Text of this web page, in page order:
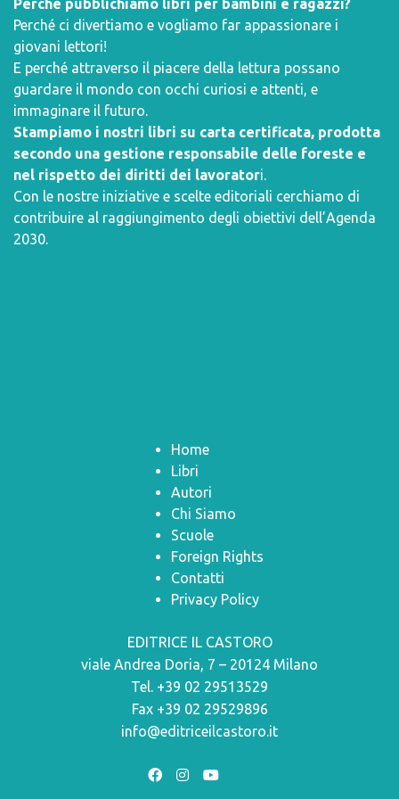
Perché pubblichiamo libri per bambini e ragazzi?
Perché ci divertiamo e vogliamo far appassionare i
giovani lettori!
E perché attraverso il piacere della lettura possano
guardare il mondo con occhi curiosi e attenti, e
immaginare il futuro.
Stampiamo i nostri libri su carta certificata, prodotta
secondo una gestione responsabile delle foreste e
nel rispetto dei diritti dei lavoratori.
Con le nostre iniziative e scelte editoriali cerchiamo di
contribuire al raggiungimento degli obiettivi dell’Agenda
2030.
Home
Libri
Autori
Chi Siamo
Scuole
Foreign Rights
Contatti
Privacy Policy
EDITRICE IL CASTORO
viale Andrea Doria, 7 – 20124 Milano
Tel. +39 02 29513529
Fax +39 02 29529896
info@editriceilcastoro.it